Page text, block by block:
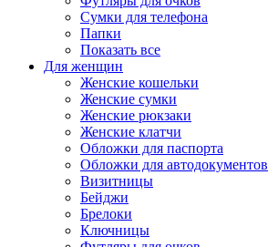
Сумки для телефона
Папки
Показать все
Для женщин
Женские кошельки
Женские сумки
Женские рюкзаки
Женские клатчи
Обложки для паспорта
Обложки для автодокументов
Визитницы
Бейджи
Брелоки
Ключницы